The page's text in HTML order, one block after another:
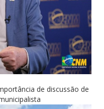
de discussão de